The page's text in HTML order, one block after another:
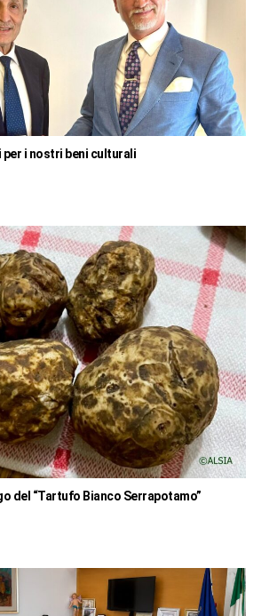
per i nostri beni culturali
del “Tartufo Bianco Serrapotamo”